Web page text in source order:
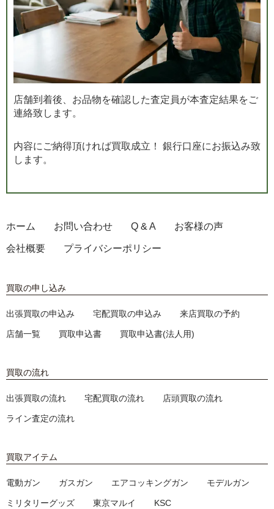
店舗到着後、お品物を確認した査定員が本査定結果をご
連絡致します。
内容にご納得頂ければ買取成立！ 銀行口座にお振込み致
します。
ホーム お問い合わせ Q & A お客様の声
会社概要 プライバシーポリシー
買取の申し込み
出張買取の申込み 宅配買取の申込み 来店買取の予約
店舗一覧 買取申込書 買取申込書(法人用)
買取の流れ
出張買取の流れ 宅配買取の流れ 店頭買取の流れ
ライン査定の流れ
買取アイテム
電動ガン ガスガン エアコッキングガン モデルガン
ミリタリーグッズ 東京マルイ KSC